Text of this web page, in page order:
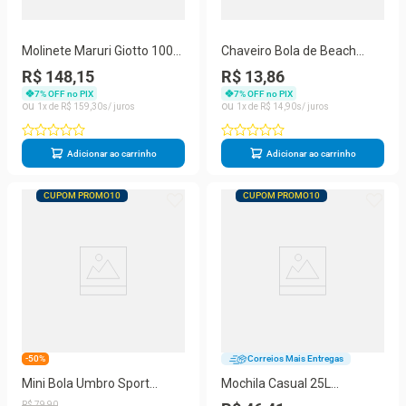
Molinete Maruri Giotto 1000
Drag 4kg
R$ 148,15
7% OFF no PIX
1
R$ 159 30
Adicionar ao carrinho
Chaveiro Bola de Beach
Tennis Titan
R$ 13,86
7% OFF no PIX
1
R$ 14 90
Adicionar ao carrinho
CUPOM PROMO10
-50%
Mini Bola Umbro Sport
Recife 2023
CUPOM PROMO10
Correios Mais Entregas
Mochila Casual 25L
Resistente a Água Unissex